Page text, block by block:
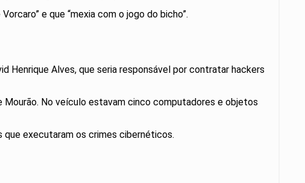
e que “mexia com o jogo do bicho”.
Henrique Alves, que seria responsável por contratar hackers
No veículo estavam cinco computadores e objetos
que executaram os crimes cibernéticos.